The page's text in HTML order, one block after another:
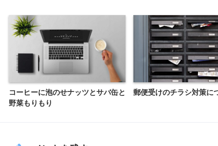
コーヒーに泡のせナッツとサバ缶と
野菜もりもり
郵便受けのチラシ対策に